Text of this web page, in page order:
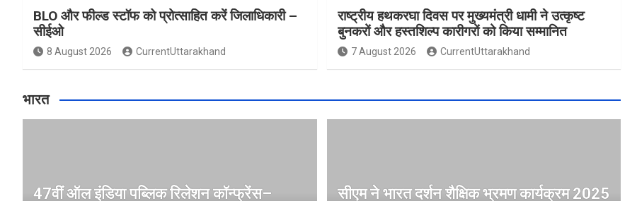
BLO और फील्ड स्टॉफ को प्रोत्साहित करें जिलाधिकारी –
सीईओ
8 August 2026 CurrentUttarakhand
राष्ट्रीय हथकरघा दिवस पर मुख्यमंत्री धामी ने उत्कृष्ट
बुनकरों और हस्तशिल्प कारीगरों को किया सम्मानित
7 August 2026 CurrentUttarakhand
भारत
47वीं ऑल इंडिया पब्लिक रिलेशन कॉन्फ्रेंस–
सीएम ने भारत दर्शन शैक्षिक भ्रमण कार्यक्रम 2025